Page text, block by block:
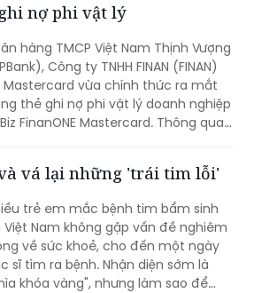
nợ phi vật lý
hàng TMCP Việt Nam Thịnh Vượng
Công ty TNHH FINAN (FINAN)
Mastercard vừa chính thức ra mắt
thẻ ghi nợ phi vật lý doanh nghiệp
FinanONE Mastercard. Thông qua
đại, nơi doanh nghiệp có thể chủ
và nâng cao hiệu quả vận hành
từ những giao dịch hàng ngày.
vá lại những 'trái tim lỗi'
trẻ em mắc bệnh tim bẩm sinh
Việt Nam không gặp vấn đề nghiêm
về sức khoẻ, cho đến một ngày
sĩ tìm ra bệnh. Nhận diện sớm là
khóa vàng", nhưng làm sao để